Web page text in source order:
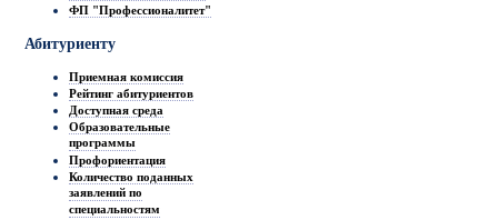
ФП "Профессионалитет"
Абитуриенту
Приемная комиссия
Рейтинг абитуриентов
Доступная среда
Образовательные
программы
Профориентация
Количество поданных
заявлений по
специальностям